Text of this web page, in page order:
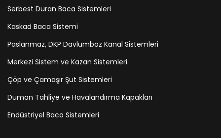
Serbest Duran Baca Sistemleri
Kaskad Baca Sistemi
Paslanmaz, DKP Davlumbaz Kanal Sistemleri
Merkezi Sistem ve Kazan Sistemleri
Çöp ve Çamaşır Şut Sistemleri
Duman Tahliye ve Havalandırma Kapakları
Endüstriyel Baca Sistemleri